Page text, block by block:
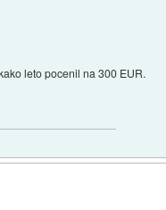
leto pocenil na 300 EUR.